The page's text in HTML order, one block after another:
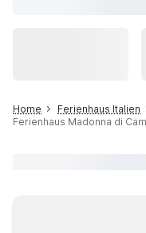
Home Ferienhaus Italien
Ferienhaus Madonna di